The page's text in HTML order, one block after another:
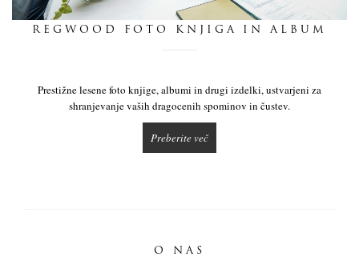
dnevnik
REGWOOD FOTO KNJIGA IN ALBUM
Prestižne lesene foto knjige, albumi in drugi izdelki, ustvarjeni za
shranjevanje vaših dragocenih spominov in čustev.
Preberite več
O NAS